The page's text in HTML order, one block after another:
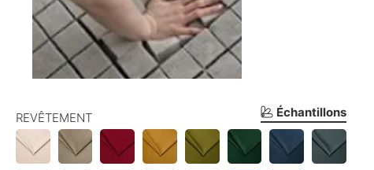
Échantillons
REVÊTEMENT